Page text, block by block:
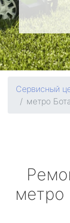
Сервисный
метро
метро